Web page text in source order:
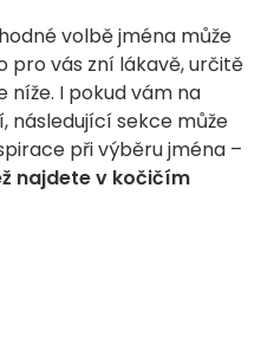
volbě jména může
pro vás zní lákavě, určitě
I pokud vám na
následující sekce může
při výběru jména –
najdete v kočičím